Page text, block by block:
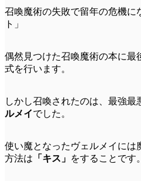
召喚魔術の失敗で留年の危機に
ト」
偶然見つけた召喚魔術の本に最
式を行います。
しかし召喚されたのは、最強最
ルメイでした。
使い魔となったヴェルメイには
方法は 「キス」 をすることです。